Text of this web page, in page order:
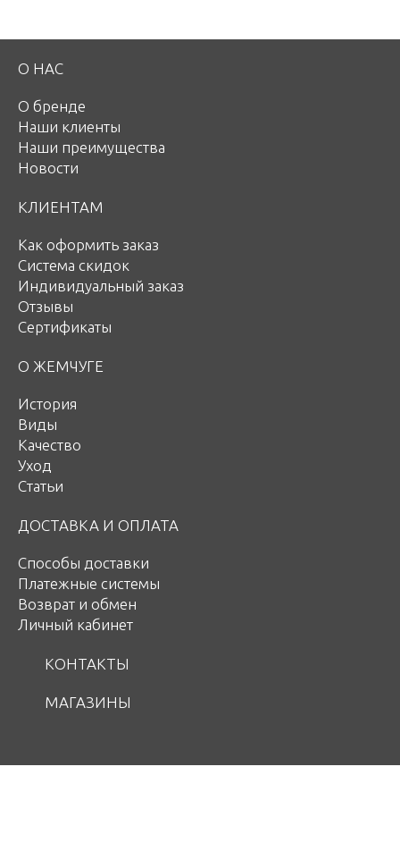
О НАС
О бренде
Наши клиенты
Наши преимущества
Новости
КЛИЕНТАМ
Как оформить заказ
Система скидок
Индивидуальный заказ
Отзывы
Сертификаты
О ЖЕМЧУГЕ
История
Виды
Качество
Уход
Статьи
ДОСТАВКА И ОПЛАТА
Способы доставки
Платежные системы
Возврат и обмен
Личный кабинет
КОНТАКТЫ
МАГАЗИНЫ